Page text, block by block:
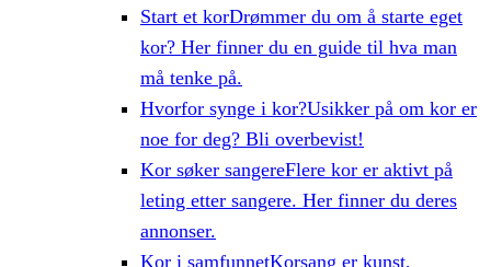
Start et korDrømmer du om å starte eget
kor? Her finner du en guide til hva man
må tenke på.
Hvorfor synge i kor?Usikker på om kor er
noe for deg? Bli overbevist!
Kor søker sangereFlere kor er aktivt på
leting etter sangere. Her finner du deres
annonser.
Kor i samfunnetKorsang er kunst,